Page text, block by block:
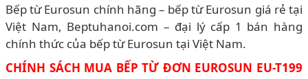
Bếp từ Eurosun chính hãng – bếp từ Eurosun giá rẻ tại
Việt Nam, Beptuhanoi.com – đại lý cấp 1 bán hàng
chính thức của bếp từ Eurosun tại Việt Nam.
CHÍNH SÁCH MUA BẾP TỪ ĐƠN EUROSUN EU-T199